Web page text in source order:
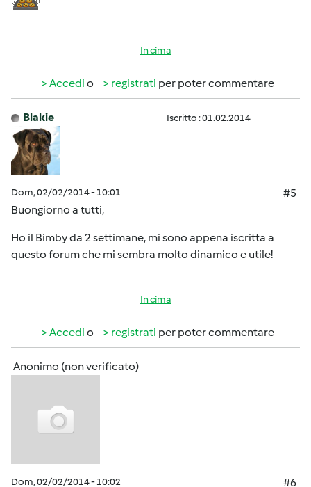
In cima
Accedi o registrati per poter commentare
Blakie Iscritto : 01.02.2014
Dom, 02/02/2014 - 10:01
#5
Buongiorno a tutti,
Ho il Bimby da 2 settimane, mi sono appena iscritta a
questo forum che mi sembra molto dinamico e utile!
In cima
Accedi o registrati per poter commentare
Anonimo (non verificato)
Dom, 02/02/2014 - 10:02 #6